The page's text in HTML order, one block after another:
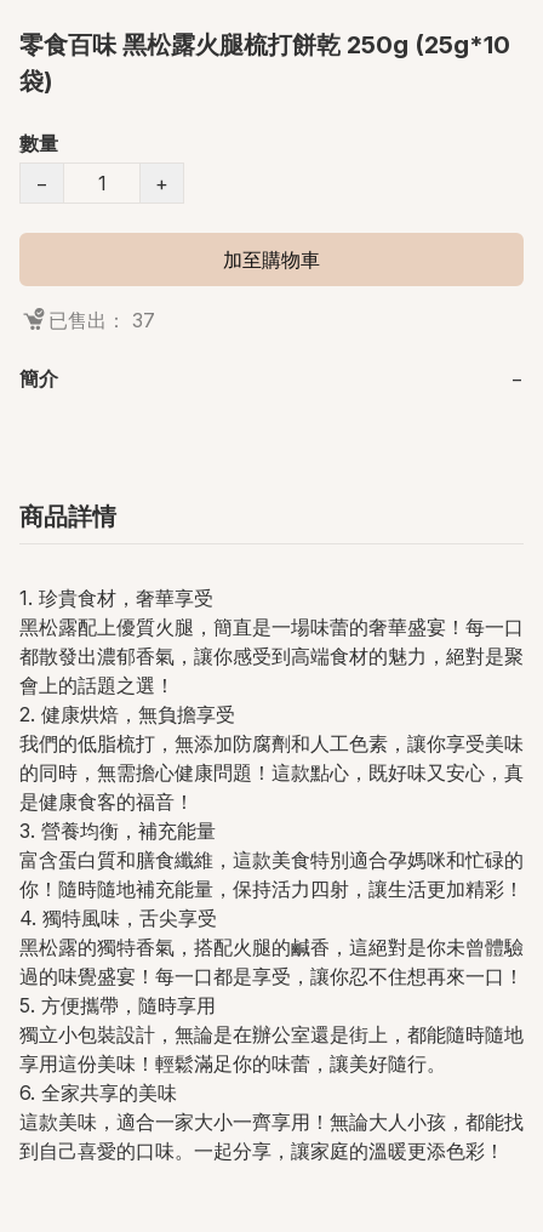
零食百味 黑松露火腿梳打餅乾 250g (25g*10
袋)
數量
−
+
加至購物車
已售出： 37
簡介 −
商品詳情
1. 珍貴食材，奢華享受
黑松露配上優質火腿，簡直是一場味蕾的奢華盛宴！每一口
都散發出濃郁香氣，讓你感受到高端食材的魅力，絕對是聚
會上的話題之選！
2. 健康烘焙，無負擔享受
我們的低脂梳打，無添加防腐劑和人工色素，讓你享受美味
的同時，無需擔心健康問題！這款點心，既好味又安心，真
是健康食客的福音！
3. 營養均衡，補充能量
富含蛋白質和膳食纖維，這款美食特別適合孕媽咪和忙碌的
你！隨時隨地補充能量，保持活力四射，讓生活更加精彩！
4. 獨特風味，舌尖享受
黑松露的獨特香氣，搭配火腿的鹹香，這絕對是你未曾體驗
過的味覺盛宴！每一口都是享受，讓你忍不住想再來一口！
5. 方便攜帶，隨時享用
獨立小包裝設計，無論是在辦公室還是街上，都能隨時隨地
享用這份美味！輕鬆滿足你的味蕾，讓美好隨行。
6. 全家共享的美味
這款美味，適合一家大小一齊享用！無論大人小孩，都能找
到自己喜愛的口味。一起分享，讓家庭的溫暖更添色彩！